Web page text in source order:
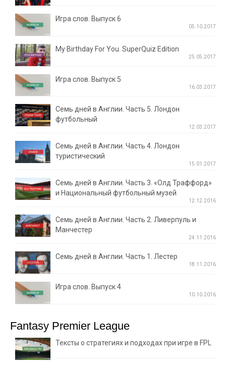
Игра слов. Выпуск 6
05.10.2017
My Birthday For You. SuperQuiz Edition
25.05.2017
Игра слов. Выпуск 5
16.03.2017
Семь дней в Англии. Часть 5. Лондон
футбольный
12.03.2017
Семь дней в Англии. Часть 4. Лондон
туристический
15.01.2017
Семь дней в Англии. Часть 3. «Олд Траффорд»
и Национальный футбольный музей
12.12.2016
Семь дней в Англии. Часть 2. Ливерпуль и
Манчестер
24.11.2016
Семь дней в Англии. Часть 1. Лестер
18.11.2016
Игра слов. Выпуск 4
10.10.2016
Fantasy Premier League
Тексты о стратегиях и подходах при игре в FPL